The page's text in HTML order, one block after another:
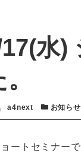
水)
a4next カテゴリー
お知らせ
ートセミナー